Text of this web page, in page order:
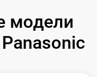
модели